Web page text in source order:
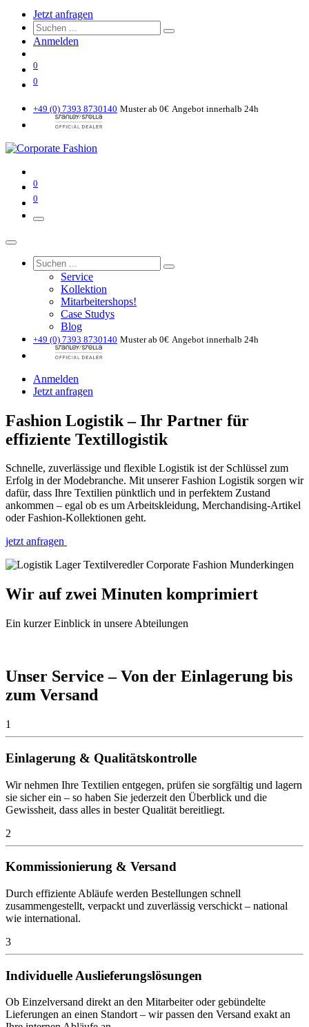
Jetzt anfragen
Anmelden
0
0
+49 (0) 7393 8730140 Muster ab 0€ Angebot innerhalb 24h
0
0
Service
Kollektion
Mitarbeitershops!
Case Studys
Blog
+49 (0) 7393 8730140 Muster ab 0€ Angebot innerhalb 24h
Anmelden
Jetzt anfragen
Fashion Logistik– Ihr Partner für
effiziente Textillogistik
Schnelle, zuverlässige und flexible Logistik ist der Schlüssel zum
Erfolg in der Modebranche. Mit unserer Fashion Logistik sorgen wir
dafür, dass Ihre Textilien pünktlich und in perfektem Zustand
ankommen – egal ob es um Arbeitskleidung, Merchandising-Artikel
oder Fashion-Kollektionen geht.
jetzt anfragen
Wir auf zwei Minuten komprimiert
Ein kurzer Einblick in unsere Abteilungen
Unser Service – Von der Einlagerung bis
zum Versand
1
Einlagerung & Qualitätskontrolle
Wir nehmen Ihre Textilien entgegen, prüfen sie sorgfältig und lagern
sie sicher ein – so haben Sie jederzeit den Überblick und die
Gewissheit, dass alles in bester Qualität bereitliegt.
2
Kommissionierung & Versand
Durch effiziente Abläufe werden Bestellungen schnell
zusammengestellt, verpackt und zuverlässig verschickt – national
wie international.
3
Individuelle Auslieferungslösungen
Ob Einzelversand direkt an den Mitarbeiter oder gebündelte
Lieferungen an einen Standort – wir passen den Versand exakt an